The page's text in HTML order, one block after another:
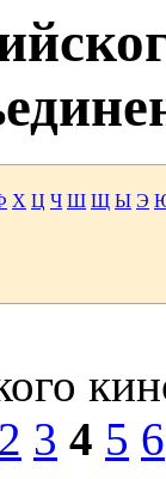
Х Ц Ч Ш Щ Ы Э
2 3 4 5 6